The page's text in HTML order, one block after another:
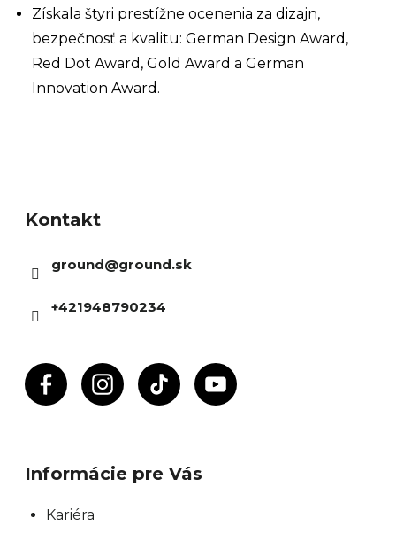
Získala štyri prestížne ocenenia za dizajn,
bezpečnosť a kvalitu: German Design Award,
Red Dot Award, Gold Award a German
Innovation Award.
Kontakt
ground@ground.sk
+421948790234
Informácie pre Vás
Kariéra